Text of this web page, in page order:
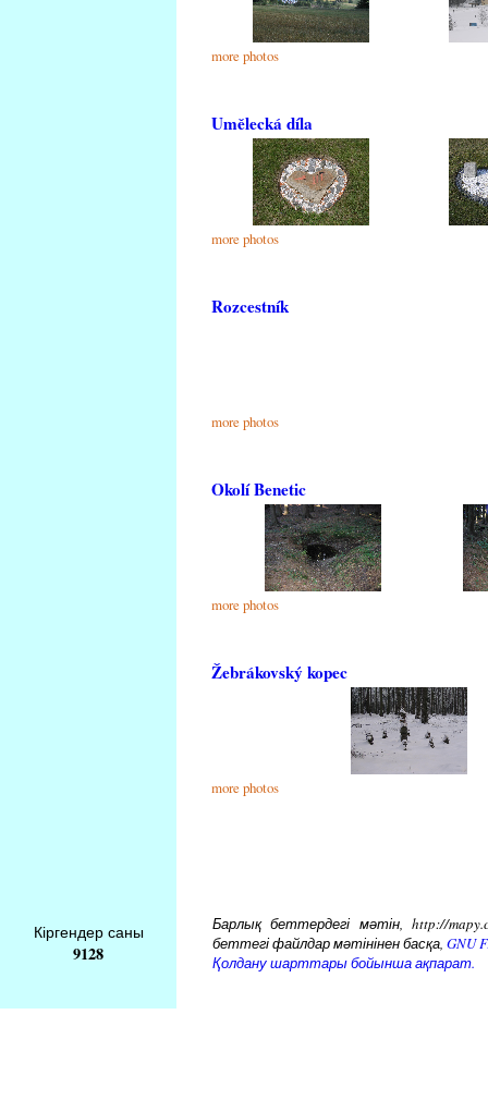
more photos
Umělecká díla
more photos
Rozcestník
more photos
Okolí Benetic
more photos
Žebrákovský kopec
more photos
Кіргендер саны
9128
Барлық беттердегі мәтін, http://
беттегі файлдар мәтінінен басқа, GNU
Қолдану шарттары бойынша ақпарат.